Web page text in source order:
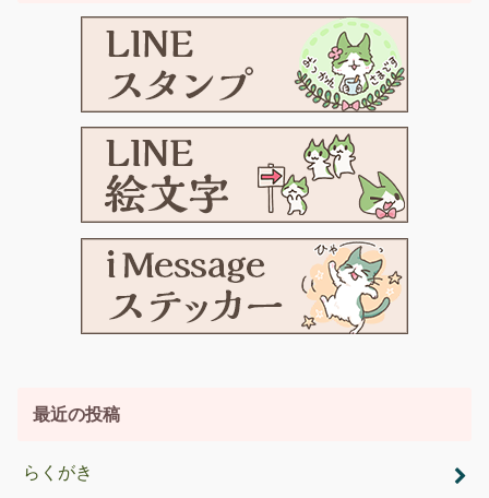
最近の投稿
らくがき